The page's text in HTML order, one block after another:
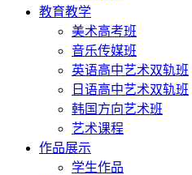
教育教学
美术高考班
音乐传媒班
英语高中艺术双轨班
日语高中艺术双轨班
韩国方向艺术班
艺术课程
作品展示
学生作品